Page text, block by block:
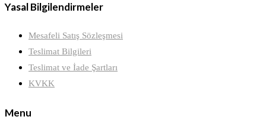
Yasal Bilgilendirmeler
Mesafeli Satış Sözleşmesi
Teslimat Bilgileri
Teslimat ve İade Şartları
KVKK
Menu